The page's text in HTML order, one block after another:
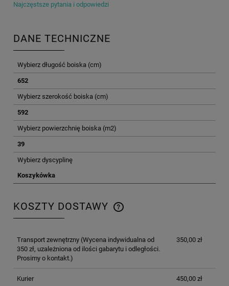
Najczęstsze pytania i odpowiedzi
DANE TECHNICZNE
Wybierz długość boiska (cm)
652
Wybierz szerokość boiska (cm)
592
Wybierz powierzchnię boiska (m2)
39
Wybierz dyscyplinę
Koszykówka
KOSZTY DOSTAWY
CENA NIE ZAWIERA EWENTUALNYCH KOSZTÓW
Transport zewnętrzny(Wycena indywidualna od
350 zł, uzależniona od ilości gabarytu i odległości.
Prosimy o kontakt.)
350,00 zł
Kurier 450,00 zł